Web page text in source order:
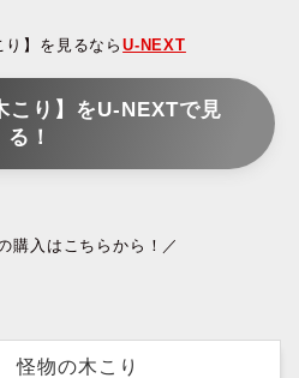
り】を見るならU-NEXT
こり】をU-NEXTで見
る！
購入はこちらから！／
怪物の木こり